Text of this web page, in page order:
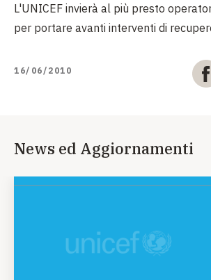
L'UNICEF invierà al più presto
per portare avanti interventi di
16/06/2010
News ed Aggiornamenti